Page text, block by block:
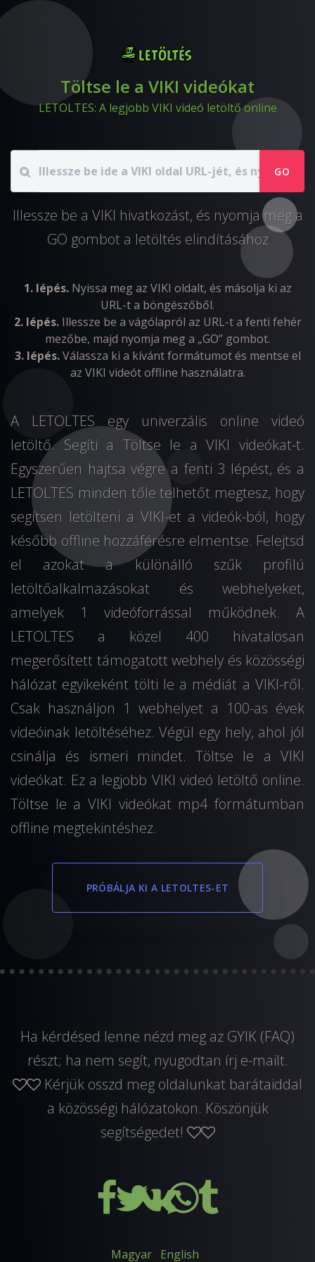
Töltse le a VIKI videókat
LETOLTES: A legjobb VIKI videó letöltő online
GO
Illessze be a VIKI hivatkozást, és nyomja meg a
GO gombot a letöltés elindításához
1. lépés.Nyissa meg az VIKI oldalt, és másolja ki az
URL-t a böngészőből.
2. lépés.Illessze be a vágólapról az URL-t a fenti fehér
mezőbe, majd nyomja meg a „GO” gombot.
3. lépés.Válassza ki a kívánt formátumot és mentse el
az VIKI videót offline használatra.
A LETOLTES egy univerzális online videó
letöltő. Segíti a Töltse le a VIKI videókat-t.
Egyszerűen hajtsa végre a fenti 3 lépést, és a
LETOLTES minden tőle telhetőt megtesz, hogy
segítsen letölteni a VIKI-et a videók-ból, hogy
később offline hozzáférésre elmentse. Felejtsd
el azokat a különálló szűk profilú
letöltőalkalmazásokat és webhelyeket,
amelyek 1 videóforrással működnek. A
LETOLTES a közel 400 hivatalosan
megerősített támogatott webhely és közösségi
hálózat egyikeként tölti le a médiát a VIKI-ről.
Csak használjon 1 webhelyet a 100-as évek
videóinak letöltéséhez. Végül egy hely, ahol jól
csinálja és ismeri mindet. Töltse le a VIKI
videókat. Ez a legjobb VIKI videó letöltő online.
Töltse le a VIKI videókat mp4 formátumban
offline megtekintéshez.
PRÓBÁLJA KI A LETOLTES-ET
Ha kérdésed lenne nézd meg az GYIK (FAQ)
részt; ha nem segít, nyugodtan írj e-mailt.
Kérjük osszd meg oldalunkat barátaiddal
a közösségi hálózatokon. Köszönjük
segítségedet!
Magyar English